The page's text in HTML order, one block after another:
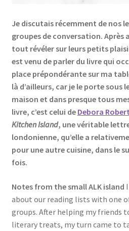
Je discutais récemment de nos
groupes de conversation. Après
tout révéler sur leurs petits
est venu de parler du livre qui
place prépondérante sur ma
là d’ailleurs, car je le porte sous
maison et dans presque tous
livre, c’est celui de Debora
Kitchen Island, une véritable
londonienne, qu’elle a
pour une autre cuisine, dans le
fois.
Notes from the small ALK island
about our reading lists with one
groups. After helping my friends
literary treats, my turn came to